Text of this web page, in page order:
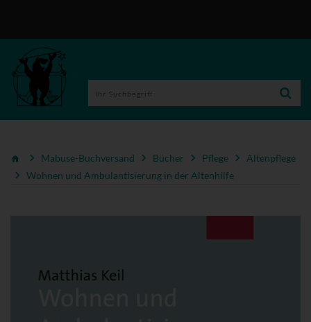
Mabuse-Buchversand Bücher Pflege
Altenpflege
Wohnen und Ambulantisierung in der Altenhilfe